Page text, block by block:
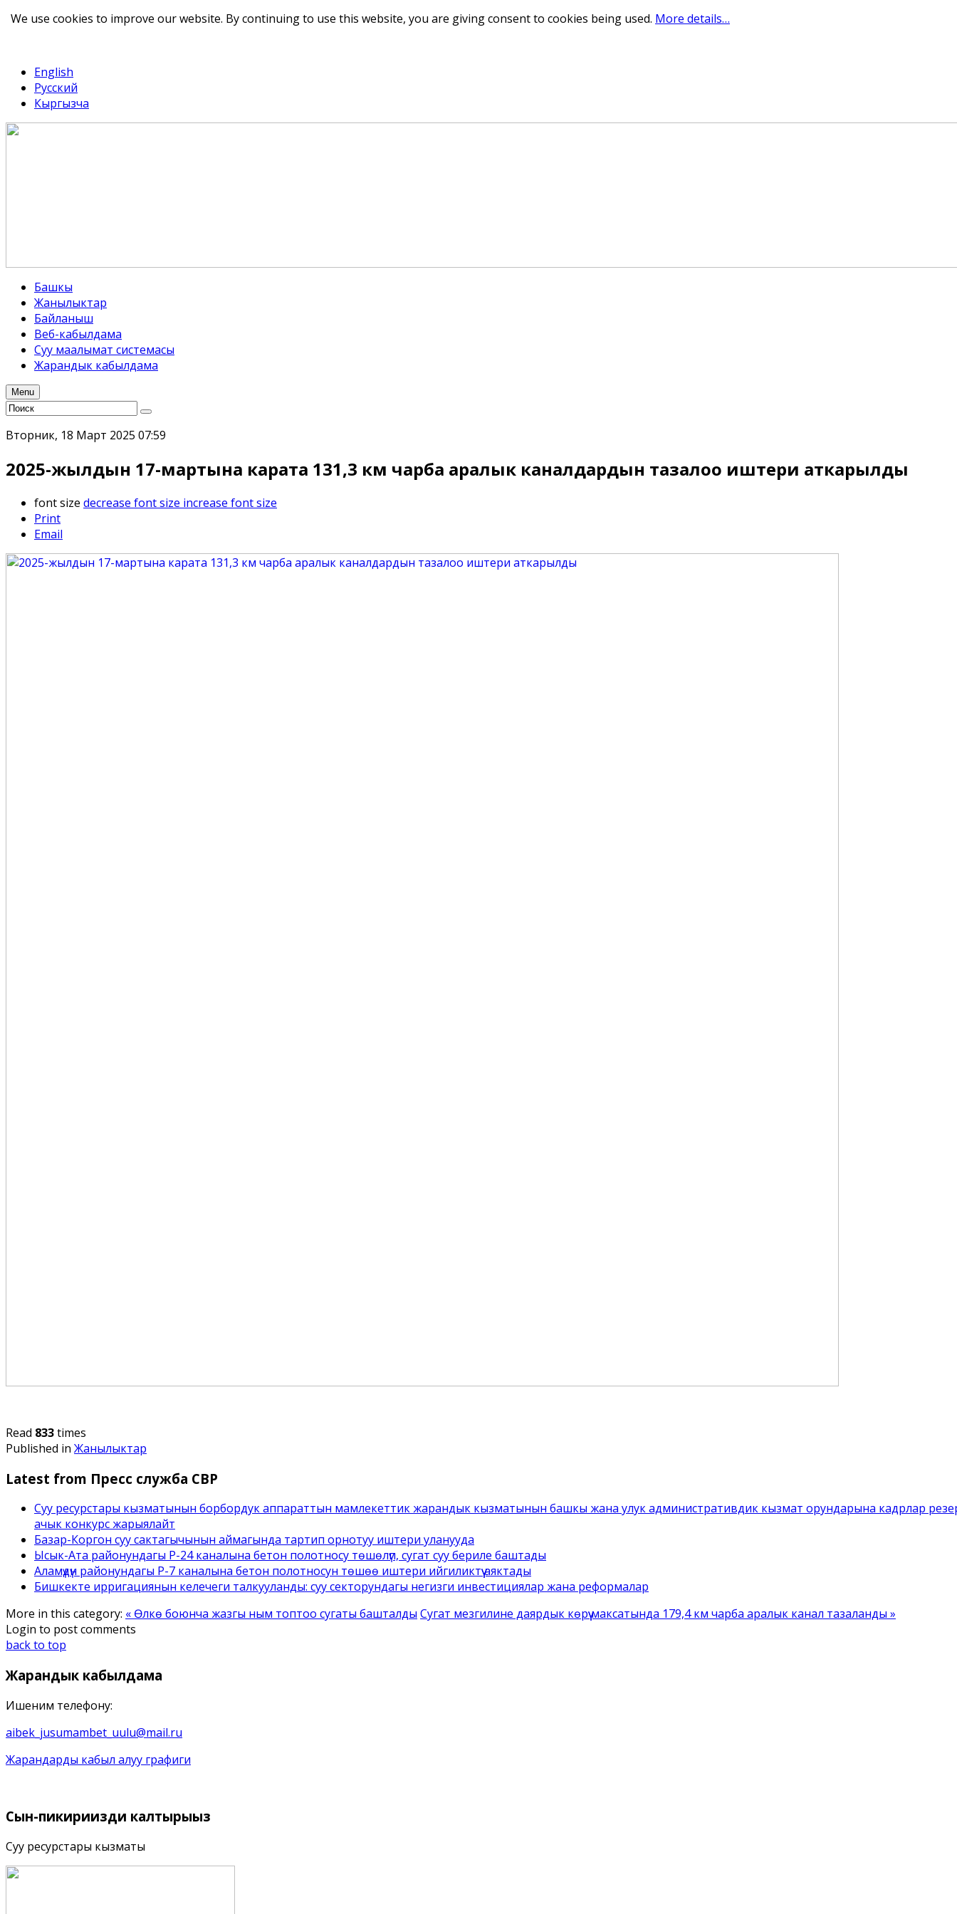
English
Русский
Кыргызча
Башкы
Жанылыктар
Байланыш
Веб-кабылдама
Суу маалымат системасы
Жарандык кабылдама
Menu
Вторник, 18 Март 2025 07:59
2025-жылдын 17-мартына карата 131,3 км чарба аралык каналдардын тазалоо иштери аткарылды
font size decrease font size increase font size
Print
Email
Read 833times
Published in Жанылыктар
Latest from Пресс служба СВР
Суу ресурстары кызматынын борбордук аппараттын мамлекеттик жарандык кызматынын башкы жана улук административдик кызмат орундарына кадрлар
ачык конкурс жарыялайт
Базар-Коргон суу сактагычынын аймагында тартип орнотуу иштери уланууда
Ысык-Ата районундагы Р-24 каналына бетон полотносу төшөлүп, сугат суу бериле баштады
Аламүдүн районундагы Р-7 каналына бетон полотносун төшөө иштери ийгиликтүү аяктады
Бишкекте ирригациянын келечеги талкууланды: суу секторундагы негизги инвестициялар жана реформалар
More in this category: « Өлкө боюнча жазгы ным топтоо сугаты башталды Сугат мезгилине даярдык көрүү максатында 179,4 км чарба аралык канал тазаланды »
Login to post comments
back to top
Жарандык кабылдама
Ишеним телефону:
aibek_jusumambet_uulu@mail.ru
Жарандарды кабыл алуу графиги
Сын-пикириңизди калтырыңыз
Суу ресурстары кызматы
We use cookies to improve our website. By continuing to use this website, you are giving consent to cookies being used. More details…